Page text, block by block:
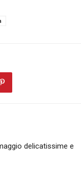
delicatissime e